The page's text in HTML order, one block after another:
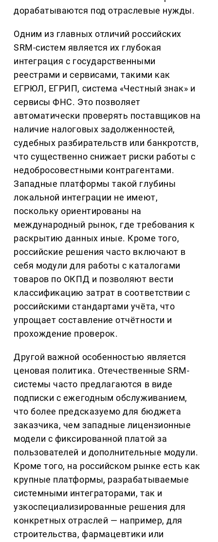
дорабатываются под отраслевые нужды.
Одним из главных отличий российских
SRM-систем является их глубокая
интеграция с государственными
реестрами и сервисами, такими как
ЕГРЮЛ, ЕГРИП, система «Честный знак» и
сервисы ФНС. Это позволяет
автоматически проверять поставщиков на
наличие налоговых задолженностей,
судебных разбирательств или банкротств,
что существенно снижает риски работы с
недобросовестными контрагентами.
Западные платформы такой глубины
локальной интеграции не имеют,
поскольку ориентированы на
международный рынок, где требования к
раскрытию данных иные. Кроме того,
российские решения часто включают в
себя модули для работы с каталогами
товаров по ОКПД и позволяют вести
классификацию затрат в соответствии с
российскими стандартами учёта, что
упрощает составление отчётности и
прохождение проверок.
Другой важной особенностью является
ценовая политика. Отечественные SRM-
системы часто предлагаются в виде
подписки с ежегодным обслуживанием,
что более предсказуемо для бюджета
заказчика, чем западные лицензионные
модели с фиксированной платой за
пользователей и дополнительные модули.
Кроме того, на российском рынке есть как
крупные платформы, разрабатываемые
системными интеграторами, так и
узкоспециализированные решения для
конкретных отраслей — например, для
строительства, фармацевтики или